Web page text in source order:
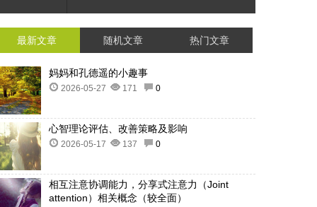
最新文章 随机文章 热门文章
妈妈和孔德遥的小趣事
2026-05-27 171 0
心智理论评估、改善策略及影响
2026-05-17 137 0
相互注意协调能力，分享式注意力（Joint
attention）相关概念（较全面）